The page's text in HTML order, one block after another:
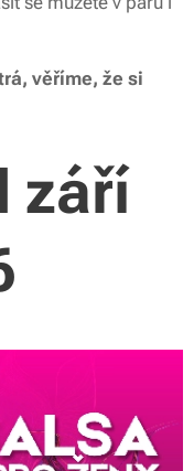
věříme, že si
září